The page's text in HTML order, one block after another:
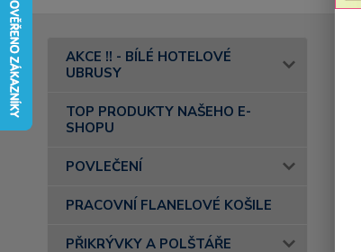
AKCE !! - BÍLÉ HOTELOVÉ
UBRUSY
TOP PRODUKTY NAŠEHO E-
SHOPU
POVLEČENÍ
PRACOVNÍ FLANELOVÉ KOŠILE
PŘIKRÝVKY A POLŠTÁŘE